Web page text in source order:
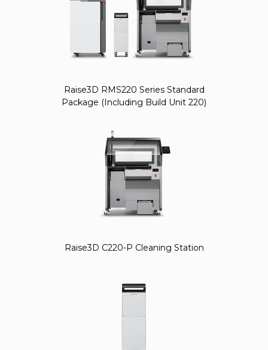
Raise3D RMS220 Series Standard
Package (Including Build Unit 220)
Raise3D C220-P Cleaning Station